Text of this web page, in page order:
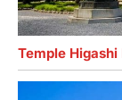
Temple